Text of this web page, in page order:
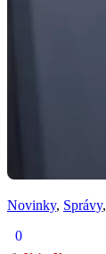
Novinky, Správy,
0